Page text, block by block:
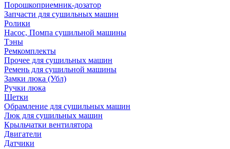
Порошкоприемник-дозатор
Запчасти для сушильных машин
Ролики
Насос, Помпа сушильной машины
Тэны
Ремкомплекты
Прочее для сушильных машин
Ремень для сушильной машины
Замки люка (Убл)
Ручки люка
Щетки
Обрамление для сушильных машин
Люк для сушильных машин
Крыльчатки вентилятора
Двигатели
Датчики